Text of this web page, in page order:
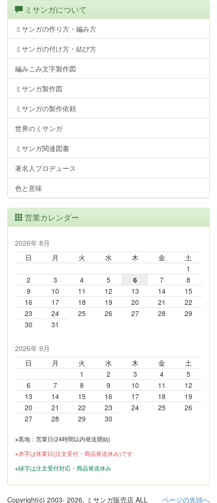
ミサンガについて
ミサンガの作り方・編み方
ミサンガの付け方・結び方
編みこみ文字製作図
ミサンガ製作図
ミサンガの製作依頼
世界のミサンガ
ミサンガ関連図書
著名人プロデュース
色と意味
営業カレンダー
2026年 8月
日
月 火 水 木 金
土
1
2
3 4 5 6 7
8
9
10 11 12 13 14
15
16
17 18 19 20 21
22
23
24 25 26 27 28
29
30
31
2026年 9月
日
月 火 水 木 金
土
1
2 3 4
5
6
7 8 9 10 11
12
13
14 15 16 17 18
19
20
21 22 23 24 25
26
27
28 29 30
※黒地：営業日(24時間以内発送開始)
※赤字は休業日(注文受付・商品発送休み)です
※緑字は注文受付対応・商品発送休み
ページの先頭へ
Copyright(c) 2003- 2026, ミサンガ販売店 ALL